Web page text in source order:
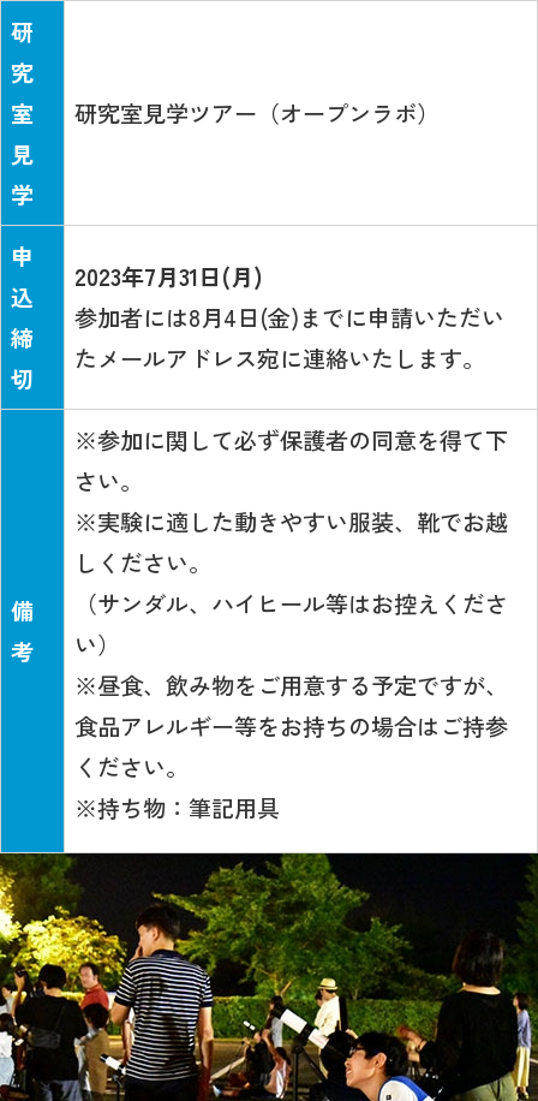
研
究
室
見
学
研究室見学ツアー（オープンラボ）
申
込
締
切
2023年7月31日(月)
参加者には8月4日(金)までに申請いただい
たメールアドレス宛に連絡いたします。
備
考
※参加に関して必ず保護者の同意を得て下
さい。
※実験に適した動きやすい服装、靴でお越
しください。
（サンダル、ハイヒール等はお控えくださ
い）
※昼食、飲み物をご用意する予定ですが、
食品アレルギー等をお持ちの場合はご持参
ください。
※持ち物：筆記用具